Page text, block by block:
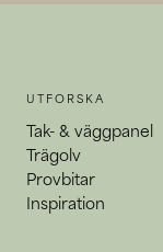
UTFORSKA
Tak- & väggpanel
Trägolv
Provbitar
Inspiration